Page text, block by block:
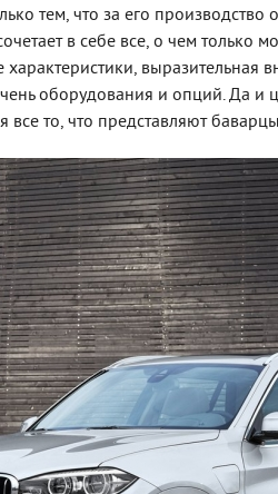
тем, что за его производство
в себе все, о чем только
характеристики, выразительная
оборудования и опций. Да и
все то, что представляют